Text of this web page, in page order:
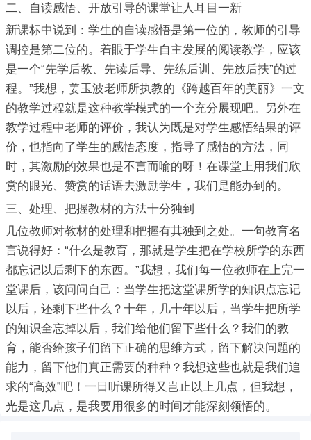
二、自读感悟、开放引导的课堂让人耳目一新
新课标中说到：学生的自读感悟是第一位的，教师的引导
调控是第二位的。着眼于学生自主发展的阅读教学，应该
是一个“先学后教、先读后导、先练后训、先放后扶”的过
程。”我想，姜玉波老师所执教的《跨越百年的美丽》一文
的教学过程就是这种教学模式的一个充分展现吧。另外在
教学过程中老师的评价，我认为既是对学生感悟结果的评
价，也指向了学生的感悟态度，指导了感悟的方法，同
时，其激励的效果也是不言而喻的呀！在课堂上用我们欣
赏的眼光、赞赏的话语去激励学生，我们是能办到的。
三、处理、把握教材的方法十分独到
几位教师对教材的处理和把握有其独到之处。一句教育名
言说得好：“什么是教育，那就是学生把在学校所学的东西
都忘记以后剩下的东西。”我想，我们每一位教师在上完一
堂课后，该问问自己：当学生把这堂课所学的知识点忘记
以后，还剩下些什么？十年，几十年以后，当学生把所学
的知识全忘掉以后，我们给他们留下些什么？我们的教
育，能否给孩子们留下正确的思维方式，留下解决问题的
能力，留下他们真正需要的种种？我想这些也就是我们追
求的“高效”吧！一日听课所得又岂止以上几点，但我想，
光是这几点，是我要用很多的时间才能深刻领悟的。